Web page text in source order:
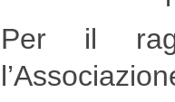
Per il